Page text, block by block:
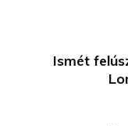
Ismét